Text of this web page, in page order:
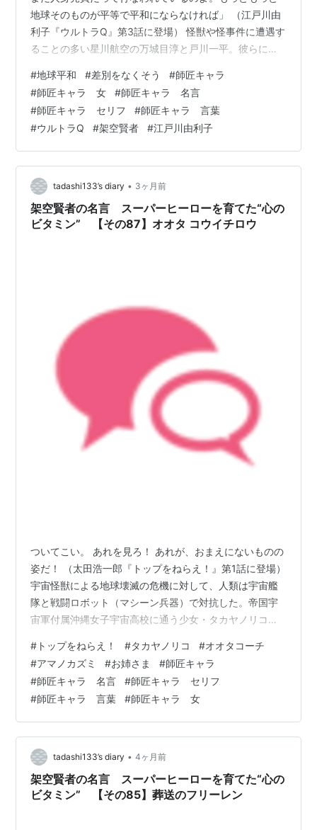
地球そのものが平等で平和にならなければ」 （江戸川由
利子『ウルトラQ』第3話に登場） 怪獣や怪事件に遭遇す
ることの多い星川航空の万城目淳と戸川一平。彼らに協
が、空想特撮テレビドラマ『ウルトラQ』の主要メンバー
である。 ある日、火星に到達したはずの地球の宇宙探査
カプセルが、パラシュート付きで地球大気圏に返ってき
た。 そのカプセルには金色をした謎の２つの球体が入っ
ていた。 その球体は熱を加えると巨大化し、ナメクジを
巨大にしたような宇宙怪獣「ナメゴン」…
#地球平和 #差別をなくそう #師匠キャラ
#師匠キャラ 女 #師匠キャラ 名言
#師匠キャラ セリフ #師匠キャラ 言葉
#ウルトラQ #架空賢者 #江戸川由利子
tadashi133’s diary • 3ヶ月前
架空賢者の名言 スーパーヒーローを育てた“心の
ビタミン” 【その87】オオタ コウイチロウ
ついてこい。 あれを見ろ！ あれが、おまえにないものの
姿だ！ （太田浩一郎『トップをねらえ！』第1話に登場）
宇宙怪獣による地球壊滅の危機に対して、人類は宇宙艦
隊と戦闘ロボット（マシーン兵器）で対抗した。帝国宇
宙軍付属沖縄女子宇宙高校に通う少女・タカヤノリコ
等生。 しかしノリコは、全校生徒から「お姉さま」と呼
ばれて慕われる、頭脳明晰で容姿端麗な最優秀生徒・ア
マノカズミとともに、エリート集団「トップ部隊」のパ
イロットになぜか選ばれてしまう。 周囲の嫉妬は激しか
った。父親が宇宙軍の提督だからコネで選ばれたん
だ…。度重なる陰湿ないじめに耐えかねたノリ…
# トップをねらえ！ #タカヤノリコ #オオタコーチ
#アマノカズミ #お姉さま #師匠キャラ
#師匠キャラ 名言 #師匠キャラ セリフ
#師匠キャラ 言葉 #師匠キャラ 女
tadashi133’s diary • 4ヶ月前
架空賢者の名言 スーパーヒーローを育てた“心の
ビタミン” 【その85】葬送のフリーレン